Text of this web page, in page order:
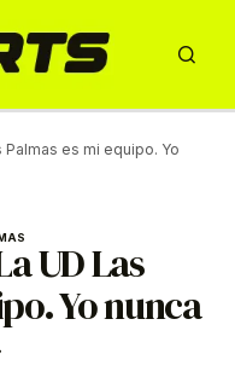
Palmas es mi equipo. Yo
UD Las
Yo nunca